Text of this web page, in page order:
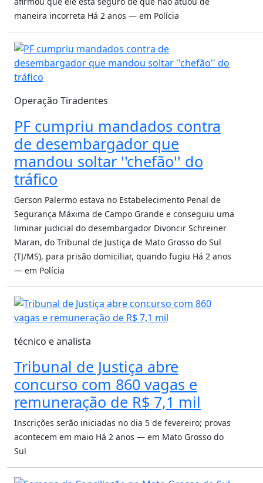
maneira incorreta Há 2 anos — em Polícia
Operação Tiradentes
PF cumpriu mandados contra
de desembargador que
mandou soltar ''chefão'' do
tráfico
Gerson Palermo estava no Estabelecimento Penal de
Segurança Máxima de Campo Grande e conseguiu uma
liminar judicial do desembargador Divoncir Schreiner
Maran, do Tribunal de Justiça de Mato Grosso do Sul
(TJ/MS), para prisão domiciliar, quando fugiu Há 2 anos
— em Polícia
técnico e analista
Tribunal de Justiça abre
concurso com 860 vagas e
remuneração de R$ 7,1 mil
Inscrições serão iniciadas no dia 5 de fevereiro; provas
acontecem em maio Há 2 anos — em Mato Grosso do
Sul